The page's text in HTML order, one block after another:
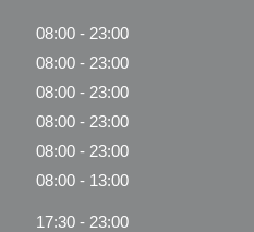
08:00 - 23:00
08:00 - 23:00
08:00 - 23:00
08:00 - 23:00
08:00 - 23:00
08:00 - 13:00
17:30 - 23:00